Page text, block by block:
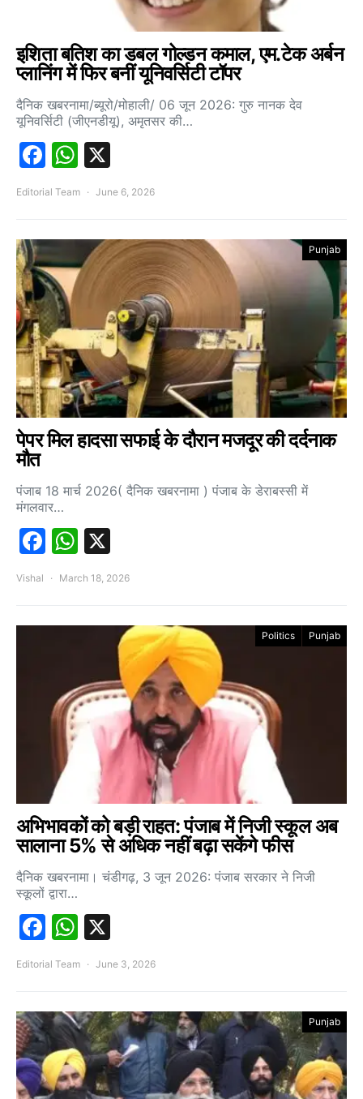
इशिता बतिश का डबल गोल्डन कमाल, एम.टेक अर्बन
प्लानिंग में फिर बनीं यूनिवर्सिटी टॉपर
दैनिक खबरनामा/ब्यूरो/मोहाली/ 06 जून 2026: गुरु नानक देव
यूनिवर्सिटी (जीएनडीयू), अमृतसर की…
Facebook
WhatsApp
Editorial Team June 6, 2026
Punjab
पेपर मिल हादसा सफाई के दौरान मजदूर की दर्दनाक
मौत
पंजाब 18 मार्च 2026( दैनिक खबरनामा ) पंजाब के डेराबस्सी में
मंगलवार…
Facebook
WhatsApp
Vishal March 18, 2026
Politics Punjab
अभिभावकों को बड़ी राहत: पंजाब में निजी स्कूल अब
सालाना 5% से अधिक नहीं बढ़ा सकेंगे फीस
दैनिक खबरनामा। चंडीगढ़, 3 जून 2026: पंजाब सरकार ने निजी
स्कूलों द्वारा…
Facebook
WhatsApp
Editorial Team June 3, 2026
Punjab